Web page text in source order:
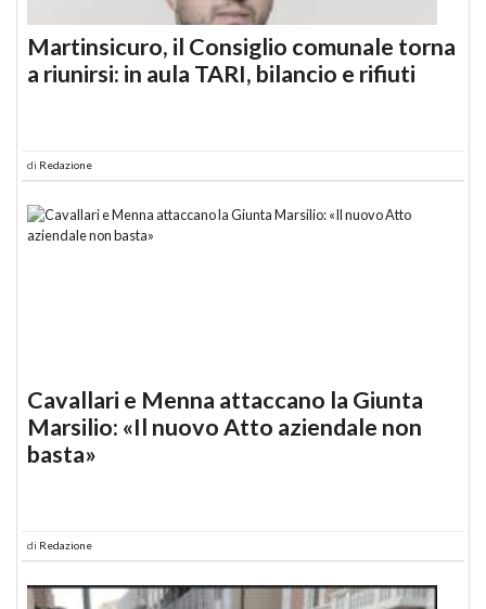
Martinsicuro, il Consiglio comunale torna
a riunirsi: in aula TARI, bilancio e rifiuti
di Redazione
Cavallari e Menna attaccano la Giunta
Marsilio: «Il nuovo Atto aziendale non
basta»
di Redazione